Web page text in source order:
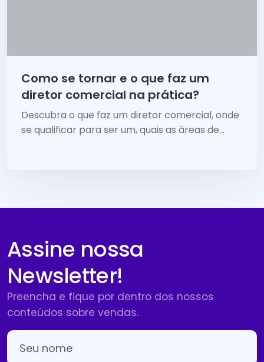
Como se tornar e o que faz um
diretor comercial na prática?
Descubra o que faz um diretor comercial, onde
se qualificar para ser um, quais as áreas de
Assine nossa
Newsletter!
Preencha e fique por dentro dos nossos
conteúdos sobre vendas.